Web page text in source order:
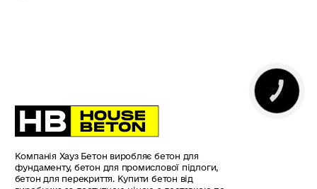
Компанія Хауз Бетон виробляє бетон для
фундаменту, бетон для промислової підлоги,
бетон для перекриття. Купити бетон від
КНОПКА
ЗВ'ЯЗКУ